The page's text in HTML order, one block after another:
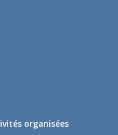
organisées